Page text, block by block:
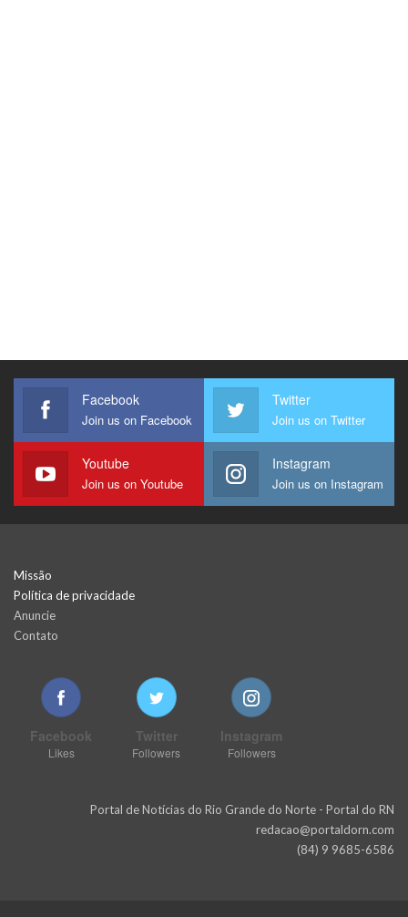
Facebook
Join us on Facebook
Twitter
Join us on Twitter
Youtube
Join us on Youtube
Instagram
Join us on Instagram
Missão
Política de privacidade
Anuncie
Contato
Facebook
Likes
Twitter
Followers
Instagram
Followers
Portal de Notícias do Rio Grande do Norte - Portal do RN
redacao@portaldorn.com
(84) 9 9685-6586